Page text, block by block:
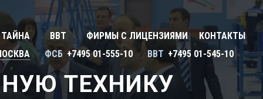
ВВТ ФИРМЫ С ЛИЦЕНЗИЯМИ
КОНТАКТЫ
ФСБ +7495 01-555-10 ВВТ +7495 01-545-10
ТЕХНИКУ
Сбросить
Закрыть X
У
Улан-Удэ
Ульяновск
Уфа